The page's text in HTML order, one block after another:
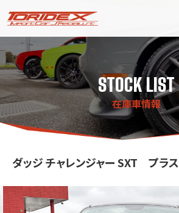
ブログ
ストックリスト
買取
STOCK LIST
在庫車情報
ダッジ チャレンジャー SXT プラス